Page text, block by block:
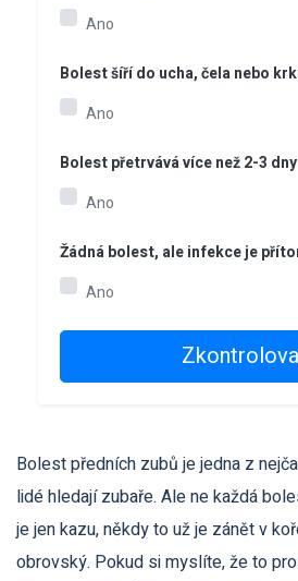
Ano
Bolest šíří do ucha, čela nebo
Ano
Bolest přetrvává více než 2-3 dny
Ano
Žádná bolest, ale infekce je
Ano
Bolest předních zubů je jedna z
lidé hledají zubaře. Ale ne každá
je jen kazu, někdy to už je zánět v
obrovský. Pokud si myslíte, že to